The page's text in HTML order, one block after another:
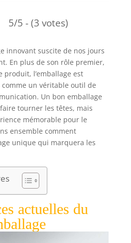
5/5 - (3 votes)
innovant suscite de nos jours
En plus de son rôle premier,
l’emballage est
un véritable outil de
Un bon emballage
tourner les têtes, mais
mémorable pour le
ensemble comment
unique qui marquera les
actuelles du